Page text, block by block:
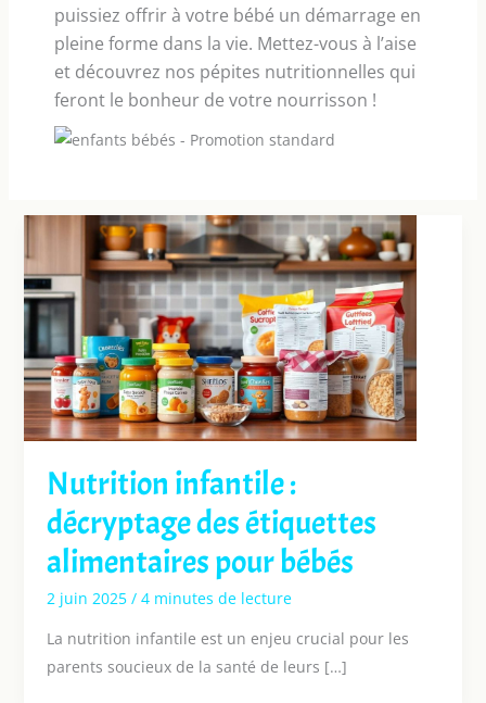
puissiez offrir à votre bébé un démarrage en
pleine forme dans la vie. Mettez-vous à l’aise
et découvrez nos pépites nutritionnelles qui
feront le bonheur de votre nourrisson !
Nutrition infantile :
décryptage des étiquettes
alimentaires pour bébés
2 juin 2025 / 4 minutes de lecture
La nutrition infantile est un enjeu crucial pour les
parents soucieux de la santé de leurs […]